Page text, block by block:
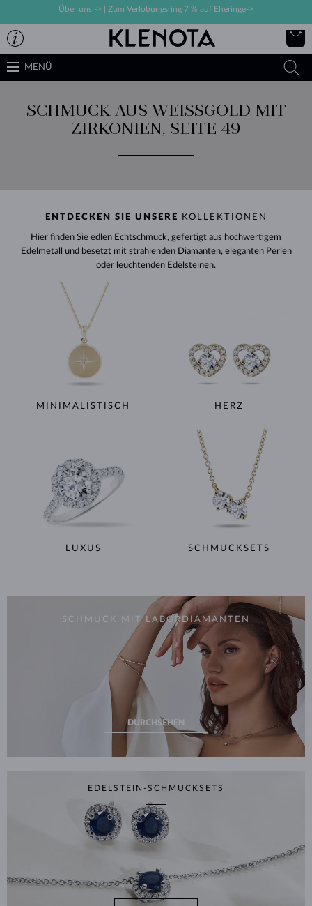
Über uns -> Zum Verlobungsring 7 % auf Eheringe->
MENÜ
SCHMUCK AUS WEISSGOLD MIT Z
IRKONIEN, SEITE 49
ENTDECKEN SIE UNSERE KOLLEKTIONEN
Hier finden Sie edlen Echtschmuck, gefertigt aus hochwertigem
Edelmetall und besetzt mit strahlenden Diamanten, eleganten Perlen
oder leuchtenden Edelsteinen.
MINIMALISTISCH HERZ
LUXUS SCHMUCKSETS
SCHMUCK MIT LABORDIAMANTEN
DURCHSEHEN
EDELSTEIN-SCHMUCKSETS